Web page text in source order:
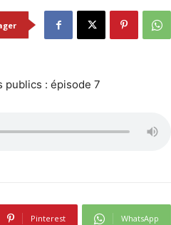
publics : épisode 7
Pinterest WhatsApp